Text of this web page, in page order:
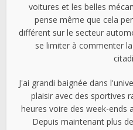
voitures et les belles
pense même que cela
différent sur le secteur
se limiter à commenter
J'ai grandi baignée dans
plaisir avec des sportives
heures voire des week-ends
Depuis maintenant plus